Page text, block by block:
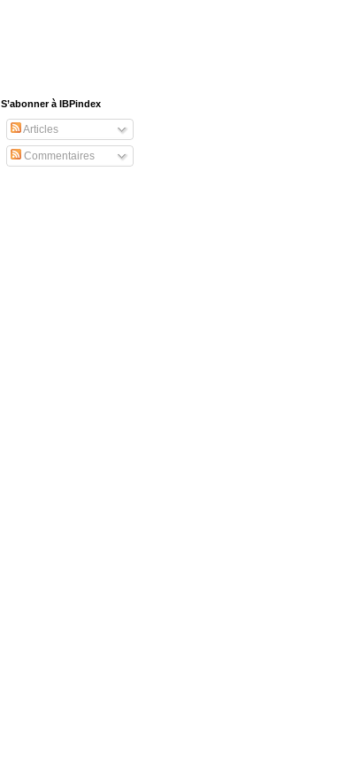
S’abonner à IBPindex
Articles
Commentaires